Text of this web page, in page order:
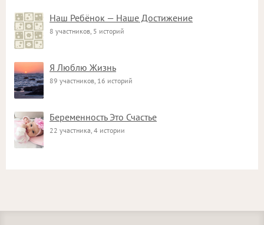
Наш Ребёнок — Наше Достижение
8 участников, 5 историй
Я Люблю Жизнь
89 участников, 16 историй
Беременность Это Счастье
22 участника, 4 истории